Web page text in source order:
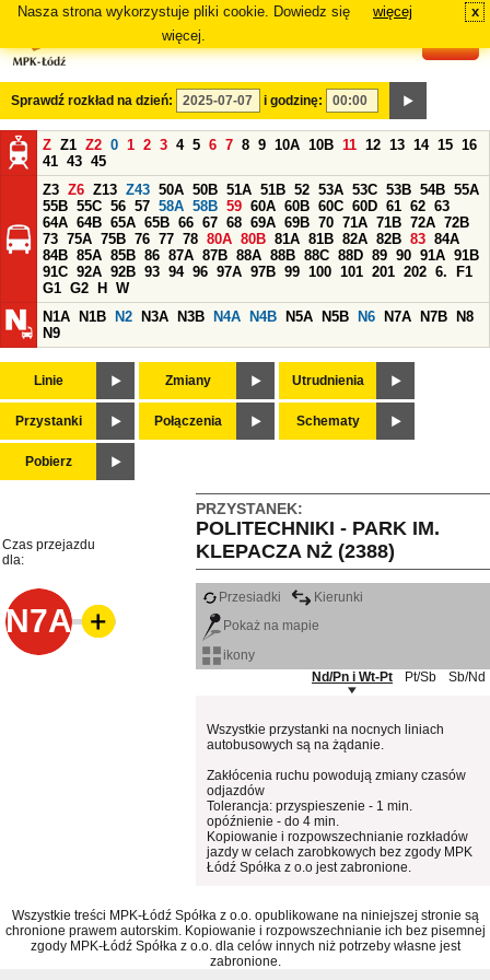
Nasza strona wykorzystuje pliki cookie. Dowiedz się
więcej.
więcej x
Sprawdź rozkład na dzień: i godzinę:
Z Z1 Z2 0 1 2 3 4 5 6 7 8 9 10A 10B 11 12 13 14 15 16
41 43 45
Z3 Z6 Z13 Z43 50A 50B 51A 51B 52 53A 53C 53B 54B 55A
55B 55C 56 57 58A 58B 59 60A 60B 60C 60D 61 62 63
64A 64B 65A 65B 66 67 68 69A 69B 70 71A 71B 72A 72B
73 75A 75B 76 77 78 80A 80B 81A 81B 82A 82B 83 84A
84B 85A 85B 86 87A 87B 88A 88B 88C 88D 89 90 91A 91B
91C 92A 92B 93 94 96 97A 97B 99 100 101 201 202 6.
F1
G1 G2 H
W
N1A
N1B N2 N3A N3B N4A N4B N5A N5B N6 N7A N7B
N8
N9
Linie Zmiany Utrudnienia
Przystanki Połączenia Schematy
Pobierz
PRZYSTANEK:
POLITECHNIKI - PARK IM.
KLEPACZA NŻ (2388)
Czas przejazdu
dla:
N7A
Przesiadki
Kierunki
Pokaż na mapie
ikony
Nd/Pn i Wt-Pt
Pt/Sb Sb/Nd
Wszystkie przystanki na nocnych liniach
autobusowych są na żądanie.
Zakłócenia ruchu powodują zmiany czasów
odjazdów
Tolerancja: przyspieszenie - 1 min.
opóźnienie - do 4 min.
Kopiowanie i rozpowszechnianie rozkładów
jazdy w celach zarobkowych bez zgody MPK
Łódź Spółka z o.o jest zabronione.
Wszystkie treści MPK-Łódź Spółka z o.o. opublikowane na niniejszej stronie są
chronione prawem autorskim. Kopiowanie i rozpowszechnianie ich bez pisemnej
zgody MPK-Łódź Spółka z o.o. dla celów innych niż potrzeby własne jest
zabronione.